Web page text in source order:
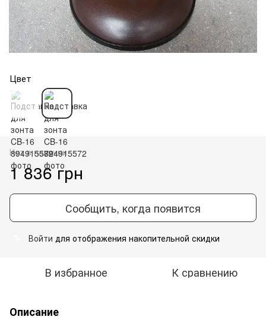
Цвет
Нет в наличии
1 836 грн
Сообщить, когда появится
Войти для отображения накопительной скидки
В избранное К сравнению
Описание